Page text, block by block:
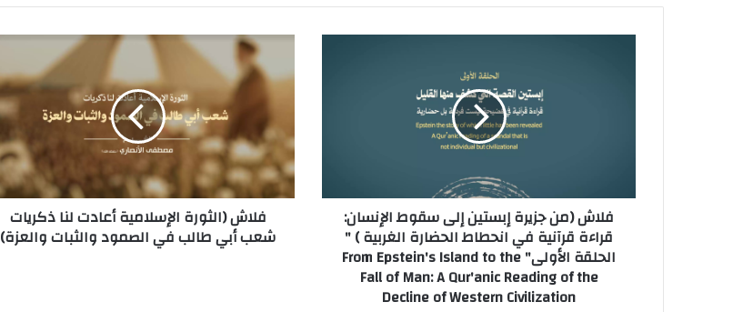
فلاش (من جزيرة إبستين إلى سقوط الإنسان:
قراءة قرآنية في انحطاط الحضارة الغربية ) "
الحلقة الأولى" From Epstein's Island to the
Fall of Man: A Qur'anic Reading of the
Decline of Western Civilization
فلاش (الثورة الإسلامية أعادت لنا ذكريات
شعب أبي طالب في الصمود والثبات والعزة)